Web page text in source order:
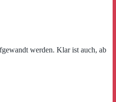
werden. Klar ist auch, ab